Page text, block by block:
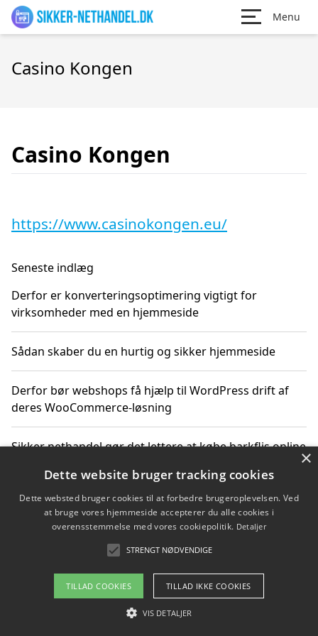
Menu
Casino Kongen
Casino Kongen
https://www.casinokongen.eu/
Seneste indlæg
Derfor er konverteringsoptimering vigtigt for
virksomheder med en hjemmeside
Sådan skaber du en hurtig og sikker hjemmeside
Derfor bør webshops få hjælp til WordPress drift af
deres WooCommerce-løsning
Sikker nethandel gør det lettere at købe barkflis online
Ting du bør vide før du vælger webbureau i Aarhus
Copyright 2026 - Pilanto Aps
Om / kontakt
Blog Betingelser
×
Dette website bruger tracking cookies
Dette websted bruger cookies til at forbedre brugeroplevelsen. Ved
at bruge vores hjemmeside accepterer du alle cookies i
overensstemmelse med vores cookiepolitik. Detaljer
STRENGT NØDVENDIGE
TILLAD COOKIES TILLAD IKKE COOKIES
VIS DETALJER